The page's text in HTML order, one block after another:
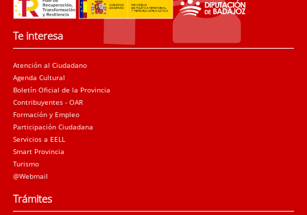
Te interesa
Atención al Ciudadano
Agenda Cultural
Boletín Oficial de la Provincia
Contribuyentes - OAR
Formación y Empleo
Participación Ciudadana
Servicios a EELL
Smart Provincia
Turismo
@Webmail
Trámites